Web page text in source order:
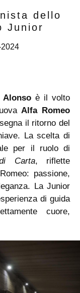
dello
Junior
Alonsoè il volto
Alfa Romeo
il ritorno del
La scelta di
per il ruolo di
Carta, riflette
passione,
La Junior
di guida
cuore,